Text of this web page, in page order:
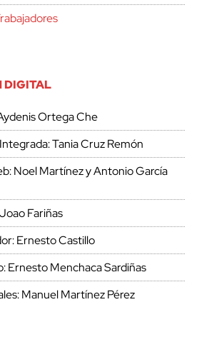
DIGITAL
Ortega Che
Tania Cruz Remón
Noel Martínez y Antonio García
Fariñas
Ernesto Castillo
Ernesto Menchaca Sardiñas
Manuel Martínez Pérez